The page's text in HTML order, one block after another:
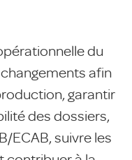
du
afin
garantir
des dossiers,
ECAB, suivre les